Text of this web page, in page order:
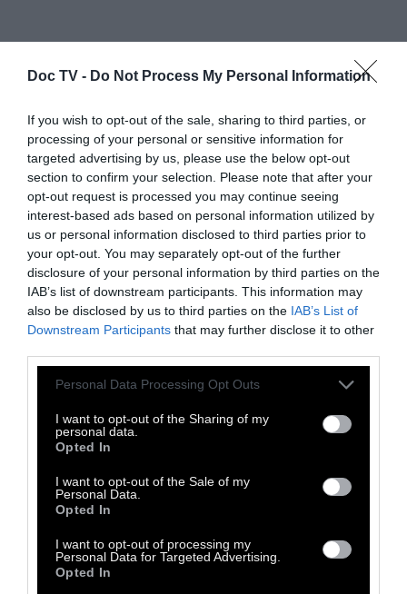
Doc TV - Do Not Process My Personal Information
If you wish to opt-out of the sale, sharing to third parties, or
processing of your personal or sensitive information for
targeted advertising by us, please use the below opt-out
section to confirm your selection. Please note that after your
opt-out request is processed you may continue seeing
interest-based ads based on personal information utilized by
us or personal information disclosed to third parties prior to
your opt-out. You may separately opt-out of the further
disclosure of your personal information by third parties on the
IAB’s list of downstream participants. This information may
also be disclosed by us to third parties on the IAB’s List of
Downstream Participants that may further disclose it to other
Personal Data Processing Opt Outs
I want to opt-out of the Sharing of my
personal data.
Opted In
I want to opt-out of the Sale of my
Personal Data.
Opted In
I want to opt-out of processing my
Personal Data for Targeted Advertising.
Opted In
Τα φετινά αφιερώματααφορούν τις
δημιουργίες του Ζαχαρία Μαυροειδή (Ο
Καλοκαίρι της Κάρμεν), την μαρτυρική
Παλαιστίνη με 5 ταινίες μυθοπλασίας και
ντοκιμαντέρ, μια σειρά Επετειακών Κλασικών
Ταινιών (Τζίλντα, Ο Γίγας, Blow Up, 1900,
Στάσου Πλάι μου, Romeo and Juliet, Τα
Παιδιά των Ανθρώπων), τίτλους για
πιτσιρίκια, ενώ την 1η και την 3η
Σεπτεμβρίου, θα γίνουν προβολές για παιδιά
4 – 6 ετών, στην αίθουσα του Πολιτιστικού